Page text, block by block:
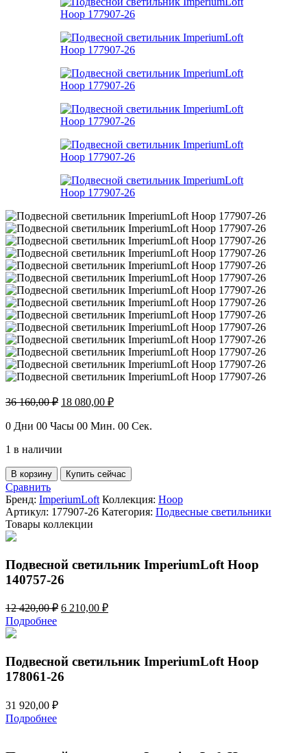
36 160,00₽ Первоначальная
составляла
160,00 ₽.
18 080,00 ₽Текущая
18
0 Дни 00 Часы 00 Мин. 00 Сек.
1 в наличии
Количество
товара
Подвесной
светильник
ImperiumLoft
Hoop
26
В корзину Купить сейчас
Сравнить
Бренд: ImperiumLoft Коллекция: Hoop
Артикул: 177907-26 Категория: Подвесные светильники
Товары коллекции
Подвесной светильник ImperiumLoft Hoop
140757-26
12 420,00₽ Первоначальная
420,00 ₽.
6 210,00 ₽Текущая
Подробнее
Подвесной светильник ImperiumLoft Hoop
178061-26
31 920,00 ₽
Подробнее